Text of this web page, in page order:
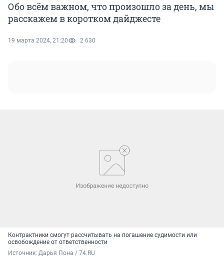
Обо всём важном, что произошло за день, мы
расскажем в коротком дайджесте
19 марта 2024, 21:20 2 630
Контрактники смогут рассчитывать на погашение судимости или
освобождение от ответственности
Источник: Дарья Пона / 74.RU